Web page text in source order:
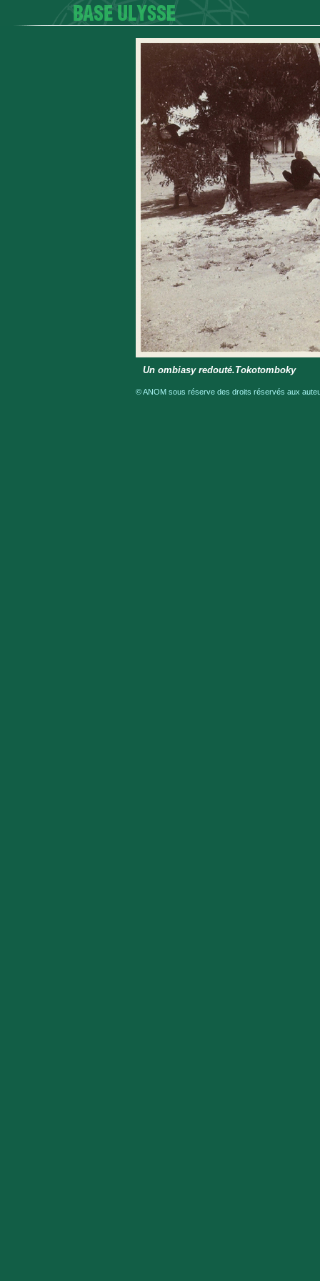
Un ombiasy redouté.Tokotomboky
© ANOM sous réserve des droits réservés aux